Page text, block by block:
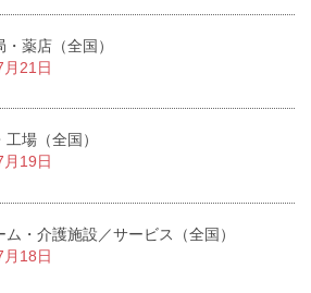
薬店（全国）
21日
場（全国）
19日
ム・介護施設／サービス（全国）
18日